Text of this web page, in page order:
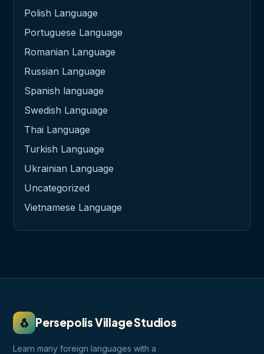
Polish Language
Portuguese Language
Romanian Language
Russian Language
Spanish language
Swedish Language
Thai Language
Turkish Language
Ukrainian Language
Uncategorized
Vietnamese Language
🐧 Persepolis Village Studios
Learn many foreign languages with a